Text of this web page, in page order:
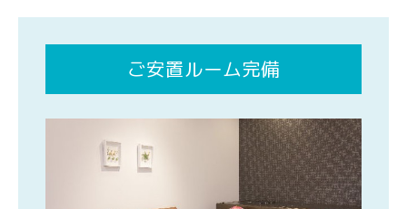
ご安置ルーム完備